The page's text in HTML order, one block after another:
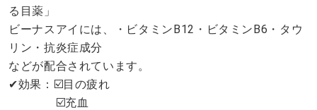
る目薬」
ビーナスアイには、・ビタミンB12・ビタミンB6・タウ
リン・抗炎症成分
などが配合されています。
✔︎効果：☑️目の疲れ
☑️充血